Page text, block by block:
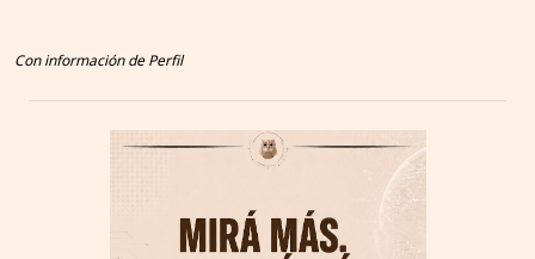
Con información de Perfil